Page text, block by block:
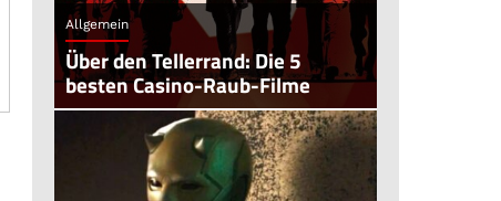
Allgemein
Über den Tellerrand: Die 5
besten Casino-Raub-Filme